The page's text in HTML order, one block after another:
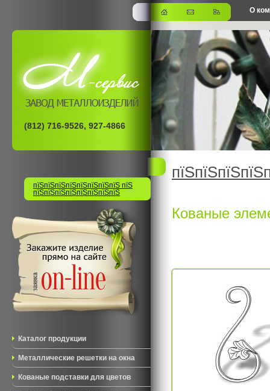
О
офис
(812) 716-9526, 927-4866
пїЅпїЅпїЅпїЅпїЅпїЅпїЅпїЅ пїЅ
пїЅпїЅпїЅпїЅпїЅпїЅпїЅпїЅ
Каталог продукции
Металлические решетки на окна
Кованые подставки для цветов
Кованые